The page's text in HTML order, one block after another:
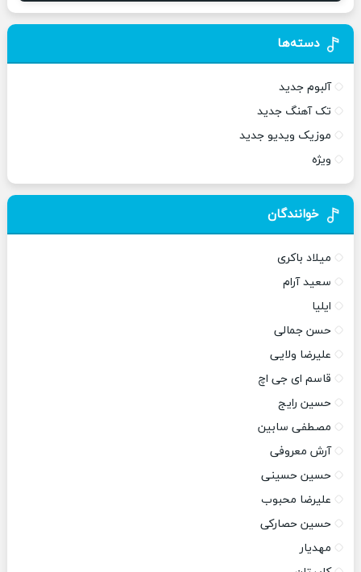
دسته‌ها
آلبوم جدید
تک آهنگ جدید
موزیک ویدیو جدید
ویژه
خوانندگان
میلاد باکری
سعید آرام
ایلیا
حسن جمالی
علیرضا ولایی
قاسم ای جی اچ
حسین رایج
مصطفی سابین
آرش معروفی
حسین حسینی
علیرضا محبوب
حسین حصارکی
مهدیار